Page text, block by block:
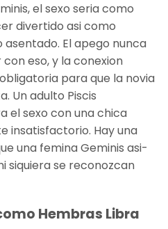
el sexo seri­a como
divertido asi­ como
El apego nunca
eso, y la conexion
para que la novia
Un adulto Piscis
el sexo con una chica
insatisfactorio. Hay una
una femina Geminis asi­
siquiera se reconozcan
Hembras Libra